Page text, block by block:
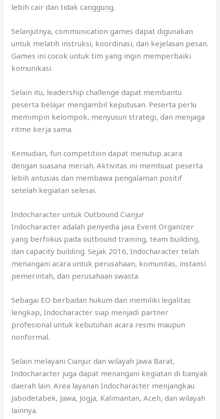
lebih cair dan tidak canggung.
Selanjutnya, communication games dapat digunakan
untuk melatih instruksi, koordinasi, dan kejelasan pesan.
Games ini cocok untuk tim yang ingin memperbaiki
komunikasi.
Selain itu, leadership challenge dapat membantu
peserta belajar mengambil keputusan. Peserta perlu
memimpin kelompok, menyusun strategi, dan menjaga
ritme kerja sama.
Kemudian, fun competition dapat menutup acara
dengan suasana meriah. Aktivitas ini membuat peserta
lebih antusias dan membawa pengalaman positif
setelah kegiatan selesai.
Indocharacter untuk Outbound Cianjur
Indocharacter adalah penyedia jasa Event Organizer
yang berfokus pada outbound training, team building,
dan capacity building. Sejak 2016, Indocharacter telah
menangani acara untuk perusahaan, komunitas, instansi
pemerintah, dan perusahaan swasta.
Sebagai EO berbadan hukum dan memiliki legalitas
lengkap, Indocharacter siap menjadi partner
profesional untuk kebutuhan acara resmi maupun
nonformal.
Selain melayani Cianjur dan wilayah Jawa Barat,
Indocharacter juga dapat menangani kegiatan di banyak
daerah lain. Area layanan Indocharacter menjangkau
Jabodetabek, Jawa, Jogja, Kalimantan, Aceh, dan wilayah
lainnya.